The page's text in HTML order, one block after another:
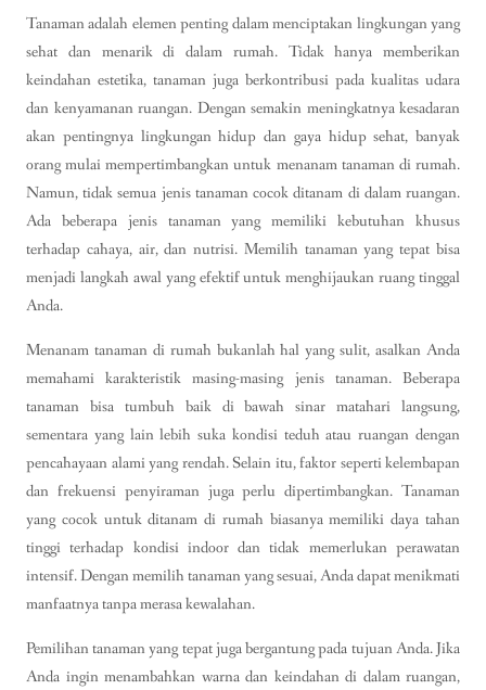
Tanaman adalah elemen penting dalam menciptakan lingkungan yang
sehat dan menarik di dalam rumah. Tidak hanya memberikan
keindahan estetika, tanaman juga berkontribusi pada kualitas udara
dan kenyamanan ruangan. Dengan semakin meningkatnya kesadaran
akan pentingnya lingkungan hidup dan gaya hidup sehat, banyak
orang mulai mempertimbangkan untuk menanam tanaman di rumah.
Namun, tidak semua jenis tanaman cocok ditanam di dalam ruangan.
Ada beberapa jenis tanaman yang memiliki kebutuhan khusus
terhadap cahaya, air, dan nutrisi. Memilih tanaman yang tepat bisa
menjadi langkah awal yang efektif untuk menghijaukan ruang tinggal
Anda.
Menanam tanaman di rumah bukanlah hal yang sulit, asalkan Anda
memahami karakteristik masing-masing jenis tanaman. Beberapa
tanaman bisa tumbuh baik di bawah sinar matahari langsung,
sementara yang lain lebih suka kondisi teduh atau ruangan dengan
pencahayaan alami yang rendah. Selain itu, faktor seperti kelembapan
dan frekuensi penyiraman juga perlu dipertimbangkan. Tanaman
yang cocok untuk ditanam di rumah biasanya memiliki daya tahan
tinggi terhadap kondisi indoor dan tidak memerlukan perawatan
intensif. Dengan memilih tanaman yang sesuai, Anda dapat menikmati
manfaatnya tanpa merasa kewalahan.
Pemilihan tanaman yang tepat juga bergantung pada tujuan Anda. Jika
Anda ingin menambahkan warna dan keindahan di dalam ruangan,